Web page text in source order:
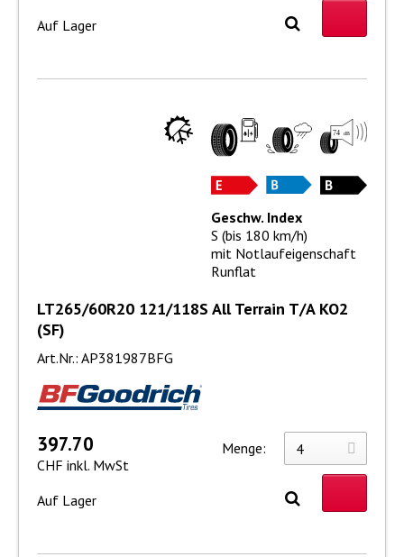
Auf Lager
LT265/60R20 121/118S All Terrain T/A KO2
(SF)
Art.Nr.: AP381987BFG
Geschw. Index
S (bis 180 km/h)
mit Notlaufeigenschaft
Runflat
397.70
CHF inkl. MwSt
Menge:
Auf Lager